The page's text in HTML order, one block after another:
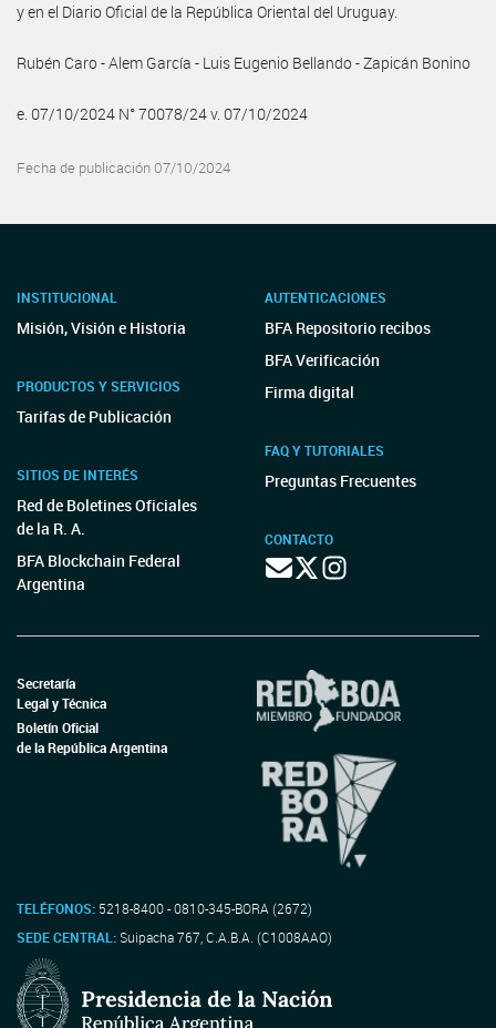
y en el Diario Oficial de la República Oriental del Uruguay.
Rubén Caro - Alem García - Luis Eugenio Bellando - Zapicán Bonino
e. 07/10/2024 N° 70078/24 v. 07/10/2024
Fecha de publicación 07/10/2024
INSTITUCIONAL
Misión, Visión e Historia
PRODUCTOS Y SERVICIOS
Tarifas de Publicación
SITIOS DE INTERÉS
Red de Boletines Oficiales
de la R. A.
BFA Blockchain Federal
Argentina
AUTENTICACIONES
BFA Repositorio recibos
BFA Verificación
Firma digital
FAQ Y TUTORIALES
Preguntas Frecuentes
CONTACTO
Secretaría
Legal y Técnica
Boletín Oficial
de la República Argentina
TELÉFONOS: 5218-8400 - 0810-345-BORA (2672)
SEDE CENTRAL:Suipacha 767, C.A.B.A. (C1008AAO)